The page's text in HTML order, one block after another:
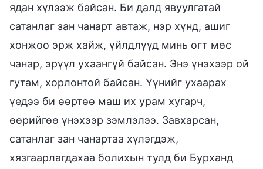
ядан хүлээж байсан. Би далд явуулгатай
сатанлаг зан чанарт автаж, нэр хүнд, ашиг
хонжоо эрж хайж, үйлдлүүд минь огт мөс
чанар, эрүүл ухаангүй байсан. Энэ үнэхээр ой
гутам, хорлонтой байсан. Үүнийг ухаарах
үедээ би өөртөө маш их урам хугарч,
өөрийгөө үнэхээр зэмлэлээ. Завхарсан,
сатанлаг зан чанартаа хүлэгдэж,
хязгаарлагдахаа болихын тулд би Бурханд